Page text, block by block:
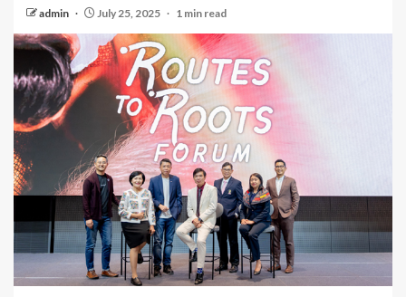
admin July 25, 2025 1 min read